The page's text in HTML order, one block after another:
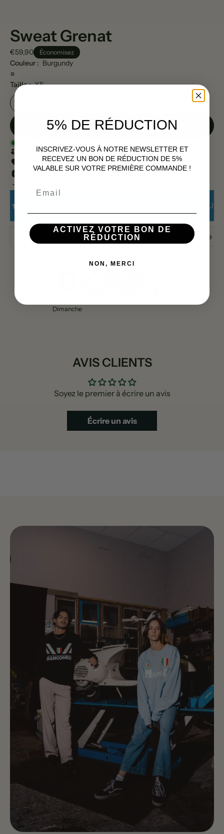
Sweat Grenat
€59,90 Économisez
Couleur : Burgundy
Taille : XS
Ajouter au panier| €59,90
Livré entre leet le
Détails Caractéristiques Guide des tailles Coupe
Dimanche
AVIS CLIENTS
Soyez le premier à écrire un avis
Écrire un avis
5% DE RÉDUCTION
INSCRIVEZ-VOUS À NOTRE NEWSLETTER ET
RECEVEZ UN BON DE RÉDUCTION DE 5%
VALABLE SUR VOTRE PREMIÈRE COMMANDE !
ACTIVEZ VOTRE BON DE
RÉDUCTION
NON, MERCI